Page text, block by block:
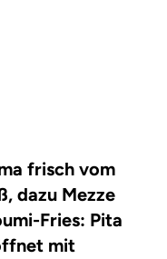
frisch vom
dazu Mezze
Fries: Pita
mit